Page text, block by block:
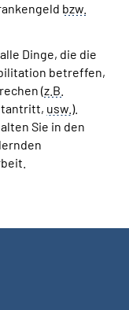
bzw.
Dinge, die die
betreffen,
(z.B.
usw. ).
Sie in den